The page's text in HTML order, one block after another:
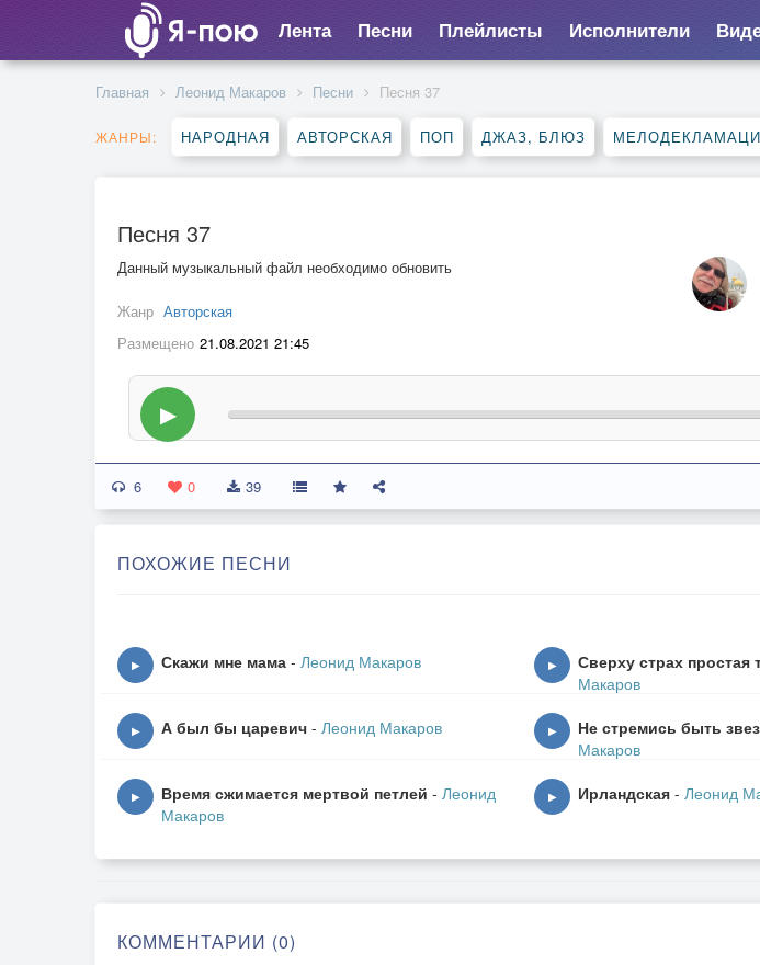
Лента Песни Плейлисты Исполнители
Главная Леонид Макаров Песни Песня 37
ЖАНРЫ: НАРОДНАЯ АВТОРСКАЯ ПОП ДЖАЗ, БЛЮЗ
Песня 37
Данный музыкальный файл необходимо обновить
Жанр Авторская
Размещено 21.08.2021 21:45
▶
6 0 39
ПОХОЖИЕ ПЕСНИ
▶ Скажи мне мама - Леонид Макаров ▶ Сверху страх простая
Макаров
▶ А был бы царевич - Леонид Макаров ▶ Не стремись быть
Макаров
▶ Время сжимается мертвой петлей - Леонид
Макаров
▶ Ирландская - Леонид
КОММЕНТАРИИ (0)